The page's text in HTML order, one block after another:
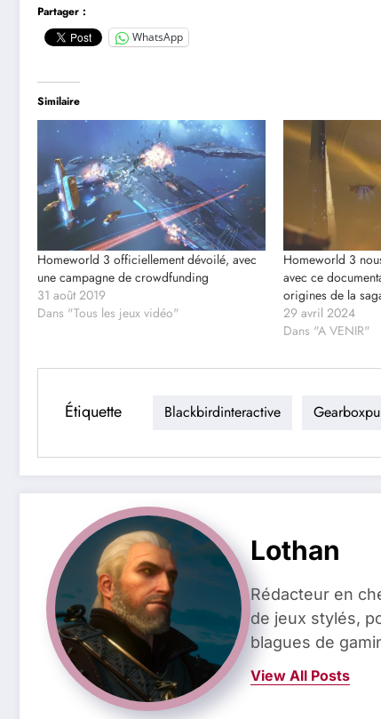
Partager :
WhatsApp
Similaire
Homeworld 3 officiellement dévoilé, avec
une campagne de crowdfunding
31 août 2019
Dans "Tous les jeux vidéo"
Homeworld 3
avec ce
origines de la
29 avril 2024
Dans "A VENIR"
Étiquette Blackbirdinteractive
Lothan
Rédacteur en
de jeux stylés,
blagues de
View All Posts